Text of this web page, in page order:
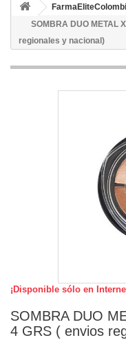
SOMBRA DUO METAL
regionales y nacional)
¡Disponible sólo en
SOMBRA DUO
4 GRS ( envios